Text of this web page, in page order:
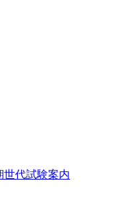
世代試験案内